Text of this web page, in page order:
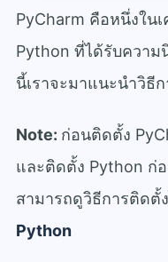
PyCharm คือหนึ่งใน
Python ที่ได้รับควา
นี้เราจะมาแนะนำวิธี
Note: ก่อนติดตั้ง
และติดตั้ง Python ก่
สามารถดูวิธีการติดตั้
Python